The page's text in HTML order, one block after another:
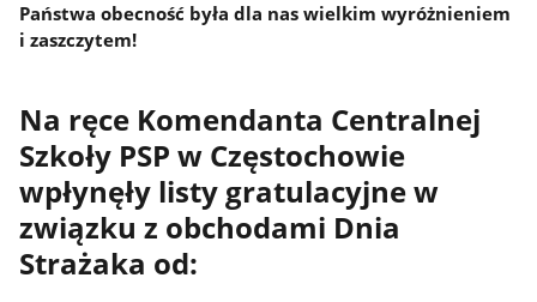
Państwa obecność była dla nas wielkim wyróżnieniem
i zaszczytem!
Na ręce Komendanta Centralnej
Szkoły PSP w Częstochowie
wpłynęły listy gratulacyjne w
związku z obchodami Dnia
Strażaka od: